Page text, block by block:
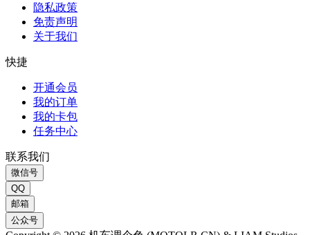
隐私政策
免责声明
关于我们
快捷
开通会员
我的订单
我的卡包
任务中心
联系我们
微信号
QQ
邮箱
公众号